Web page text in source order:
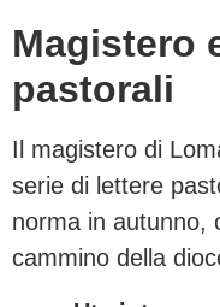
Magistero
pastorali
Il magistero di
serie di lettere
norma in autunno,
cammino della